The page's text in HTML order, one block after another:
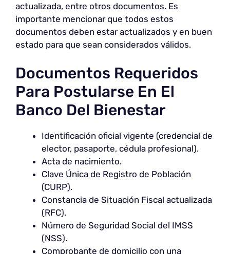
actualizada, entre otros documentos. Es
importante mencionar que todos estos
documentos deben estar actualizados y en buen
estado para que sean considerados válidos.
Documentos Requeridos
Para Postularse En El
Banco Del Bienestar
Identificación oficial vigente (credencial de
elector, pasaporte, cédula profesional).
Acta de nacimiento.
Clave Única de Registro de Población
(CURP).
Constancia de Situación Fiscal actualizada
(RFC).
Número de Seguridad Social del IMSS
(NSS).
Comprobante de domicilio con una